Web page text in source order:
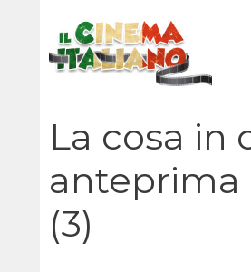
contenuto
La cosa in
anteprima
(3)